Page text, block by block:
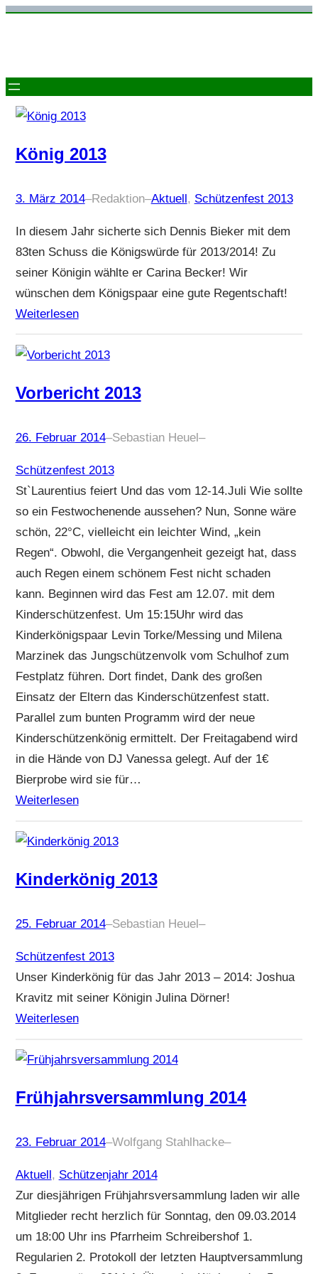
Zum
König 2013
3. März 2014–Redaktion–Aktuell, Schützenfest 2013
In diesem Jahr sicherte sich Dennis Bieker mit dem
83ten Schuss die Königswürde für 2013/2014! Zu
seiner Königin wählte er Carina Becker! Wir
wünschen dem Königspaar eine gute Regentschaft!
Weiterlesen
Vorbericht 2013
26. Februar 2014–Sebastian Heuel–
Schützenfest 2013
St`Laurentius feiert Und das vom 12-14.Juli Wie sollte
so ein Festwochenende aussehen? Nun, Sonne wäre
schön, 22°C, vielleicht ein leichter Wind, „kein
Regen“. Obwohl, die Vergangenheit gezeigt hat, dass
auch Regen einem schönem Fest nicht schaden
kann. Beginnen wird das Fest am 12.07. mit dem
Kinderschützenfest. Um 15:15Uhr wird das
Kinderkönigspaar Levin Torke/Messing und Milena
Marzinek das Jungschützenvolk vom Schulhof zum
Festplatz führen. Dort findet, Dank des großen
Einsatz der Eltern das Kinderschützenfest statt.
Parallel zum bunten Programm wird der neue
Kinderschützenkönig ermittelt. Der Freitagabend wird
in die Hände von DJ Vanessa gelegt. Auf der 1€
Bierprobe wird sie für…
Weiterlesen
Kinderkönig 2013
25. Februar 2014–Sebastian Heuel–
Schützenfest 2013
Unser Kinderkönig für das Jahr 2013 – 2014: Joshua
Kravitz mit seiner Königin Julina Dörner!
Weiterlesen
Frühjahrsversammlung 2014
23. Februar 2014–Wolfgang Stahlhacke–
Aktuell , Schützenjahr 2014
Zur diesjährigen Frühjahrsversammlung laden wir alle
Mitglieder recht herzlich für Sonntag, den 09.03.2014
um 18:00 Uhr ins Pfarrheim Schreibershof 1.
Regularien 2. Protokoll der letzten Hauptversammlung